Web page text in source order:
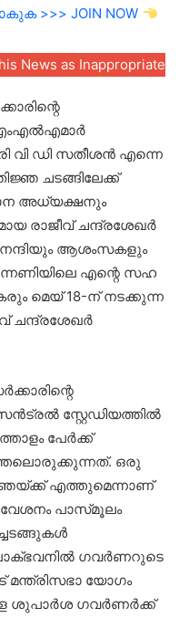
>>> JOIN NOW
News as Inappropriate
വി ഡി സതീശൻ എന്നെ
ചടങ്ങിലേക്ക്
അധ്യക്ഷനും
രാജീവ് ചന്ദ്രശേഖർ
നന്ദിയും ആശംസകളും
എന്റെ സഹ
മെയ് 18-ന് നടക്കുന്ന
ചന്ദ്രശേഖർ
സ്റ്റേഡിയത്തിൽ
പേർക്ക്
ഒരു
എത്തുമെന്നാണ്
പാസ്‌മൂലം
ഗവർണറുടെ
മന്ത്രിസഭാ യോഗം
ശുപാർശ ഗവർണർക്ക്